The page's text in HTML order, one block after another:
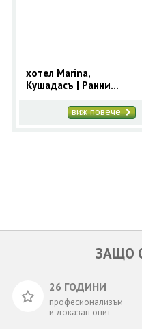
0700 144 34
хотел Marina,
Кушадасъ | Ранни
Кушадасъ с 9 нощувки
виж повече
ЗАЩО
26 ГОДИНИ
професионализъм
и доказан опит